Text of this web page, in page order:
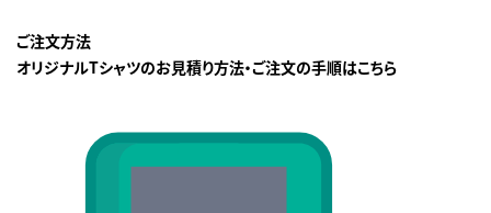
ご注文方法
オリジナルTシャツのお見積り方法・ご注文の手順はこちら